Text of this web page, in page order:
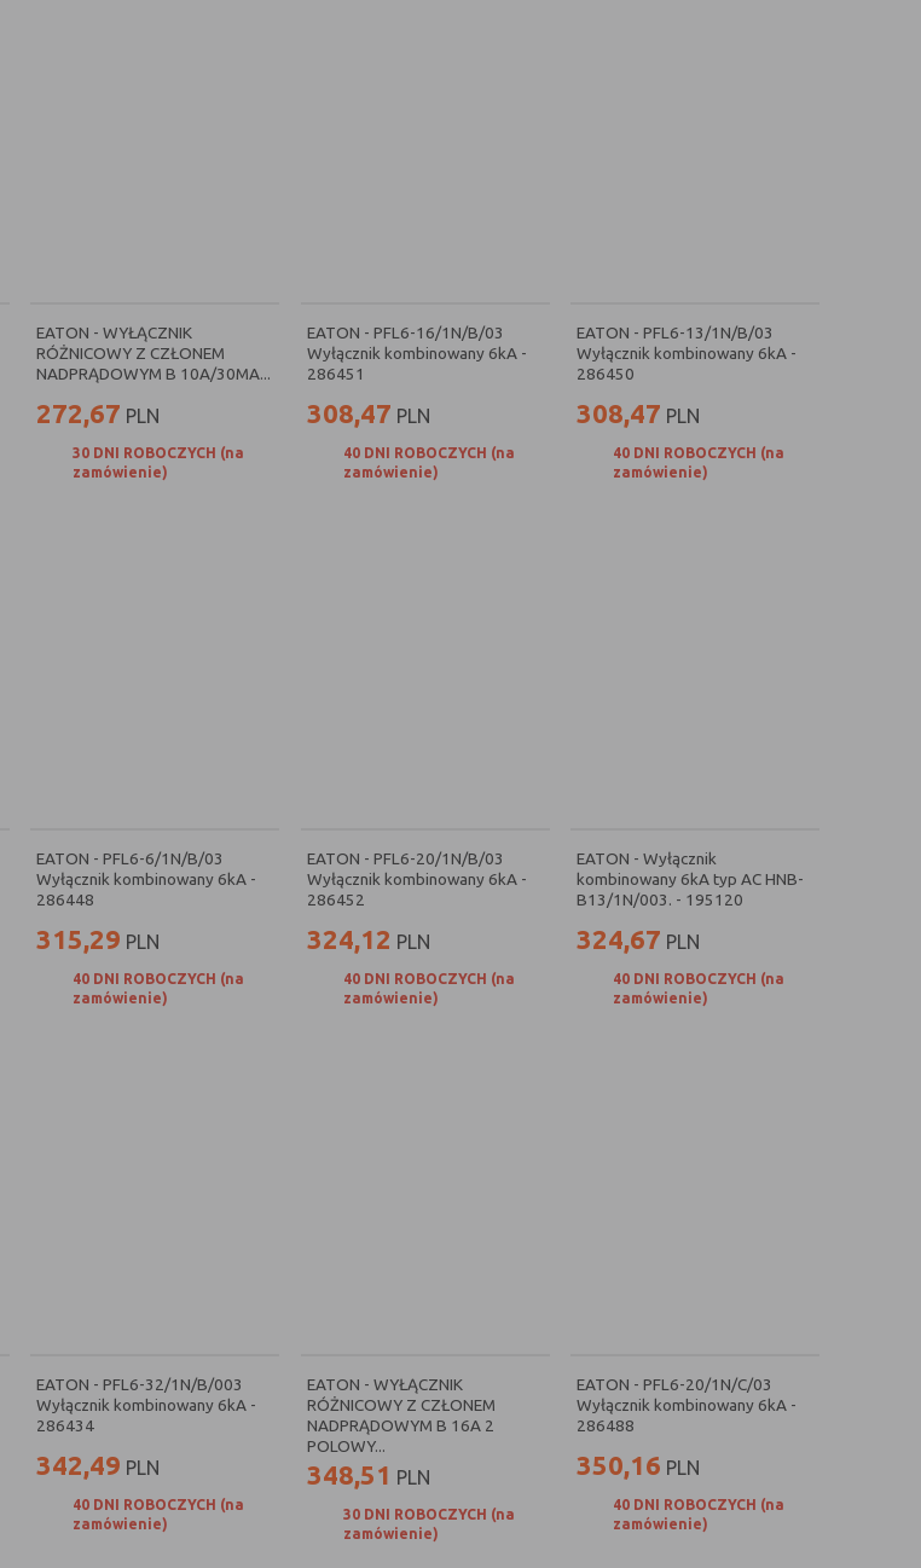
EATON - WYŁĄCZNIK
RÓŻNICOWY Z CZŁONEM
NADPRĄDOWYM B 10A/30MA...
272,67 PLN
30 DNI ROBOCZYCH (na
zamówienie)
EATON - PFL6-16/1N/B/03
Wyłącznik kombinowany 6kA -
286451
308,47 PLN
40 DNI ROBOCZYCH (na
zamówienie)
EATON - PFL6-13/1N/B/03
Wyłącznik kombinowany 6kA -
286450
308,47 PLN
40 DNI ROBOCZYCH (na
zamówienie)
EATON - PFL6-6/1N/B/03
Wyłącznik kombinowany 6kA -
286448
315,29 PLN
40 DNI ROBOCZYCH (na
zamówienie)
EATON - PFL6-20/1N/B/03
Wyłącznik kombinowany 6kA -
286452
324,12 PLN
40 DNI ROBOCZYCH (na
zamówienie)
EATON - Wyłącznik
kombinowany 6kA typ AC HNB-
B13/1N/003. - 195120
324,67 PLN
40 DNI ROBOCZYCH (na
zamówienie)
EATON - PFL6-32/1N/B/003
Wyłącznik kombinowany 6kA -
286434
342,49 PLN
40 DNI ROBOCZYCH (na
zamówienie)
EATON - WYŁĄCZNIK
RÓŻNICOWY Z CZŁONEM
NADPRĄDOWYM B 16A 2
POLOWY...
348,51 PLN
30 DNI ROBOCZYCH (na
zamówienie)
EATON - PFL6-20/1N/C/03
Wyłącznik kombinowany 6kA -
286488
350,16 PLN
40 DNI ROBOCZYCH (na
zamówienie)